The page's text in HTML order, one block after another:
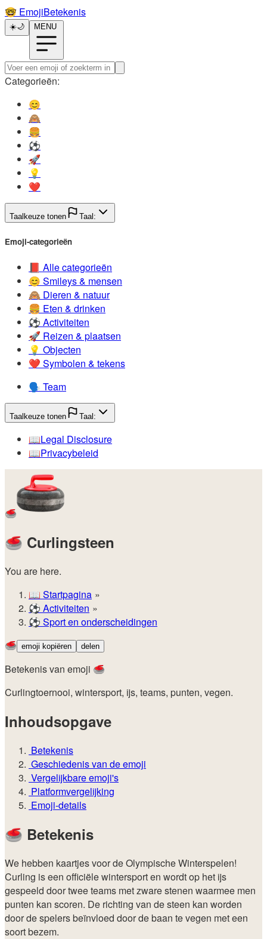
🤓️ EmojiBetekenis
☀️🌙 MENU
Categorieën:
😊️
🙈️
🍔️
⚽️
🚀️
💡️
❤️
Taalkeuze tonen Taal:
Emoji-categorieën
📕️ Alle categorieën
😊️ Smileys & mensen
🙈️ Dieren & natuur
🍔️ Eten & drinken
⚽️ Activiteiten
🚀️ Reizen & plaatsen
💡️ Objecten
❤️ Symbolen & tekens
🗣️ Team
Taalkeuze tonen Taal:
📖️Legal Disclosure
📖️Privacybeleid
🥌
🥌 Curlingsteen
You are here.
📖 Startpagina
⚽️ Activiteiten
⚽ Sport en onderscheidingen
🥌 emoji kopiëren delen
Betekenis van emoji 🥌
Curlingtoernooi, wintersport, ijs, teams, punten, vegen.
Inhoudsopgave
Betekenis
Geschiedenis van de emoji
Vergelijkbare emoji's
Platformvergelijking
Emoji-details
🥌 Betekenis
We hebben kaartjes voor de Olympische Winterspelen!
Curling is een officiële wintersport en wordt op het ijs
gespeeld door twee teams met zware stenen waarmee men
punten kan scoren. De richting van de steen kan worden
door de spelers beïnvloed door de baan te vegen met een
soort bezem.